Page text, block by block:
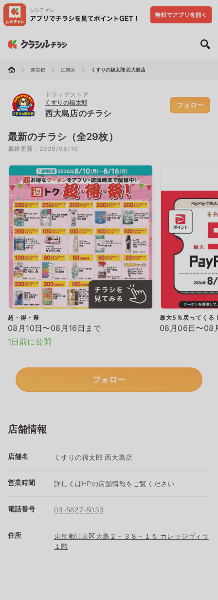
東京都 江東区 くすりの福太郎 西大島店
ドラッグストア
くすりの福太郎
西大島店のチラシ
フォロー
最新のチラシ（全29枚）
最終更新：2026/08/10
超・得・祭
08月10日〜08月16日まで
1日前に公開
最大5％戻ってくる
08月06日〜08
フォロー
店舗情報
店舗名 くすりの福太郎 西大島店
営業時間 詳しくはHPの店舗情報をご覧ください
電話番号 03-5627-5033
住所
東京都江東区大島２－３８－１５ カレッジヴィラ
１階